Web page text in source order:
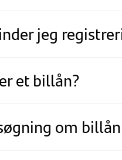
jeg
et billån?
om